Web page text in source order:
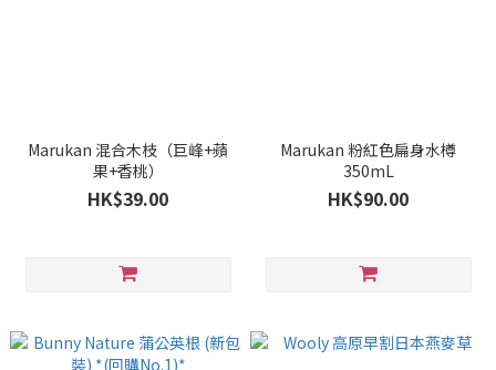
Marukan 混合木枝（巨峰+蘋
果+香桃）
HK$39.00
Marukan 粉紅色扁身水樽
350mL
HK$90.00